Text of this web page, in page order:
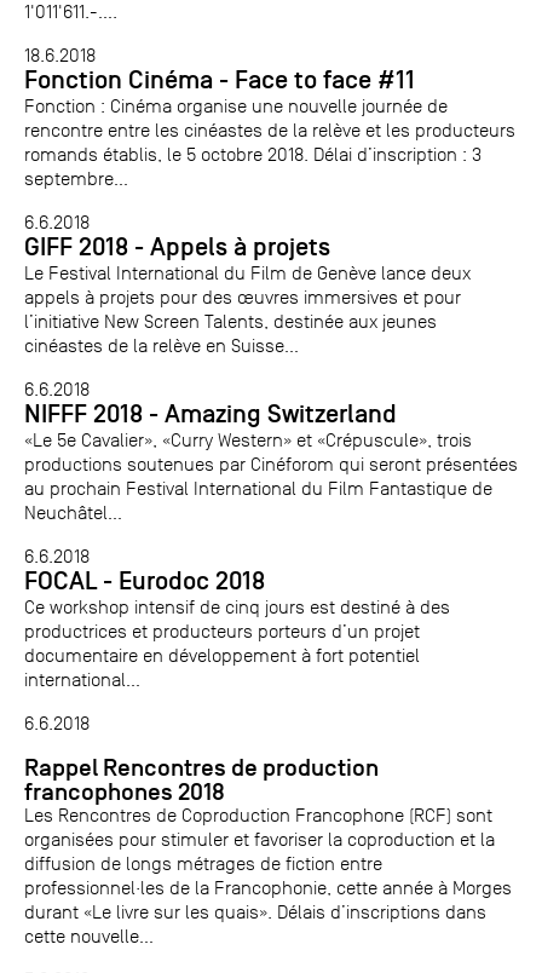
1'011'611.-....
18.6.2018
Fonction Cinéma - Face to face #11
Fonction : Cinéma organise une nouvelle journée de
rencontre entre les cinéastes de la relève et les producteurs
romands établis, le 5 octobre 2018. Délai d’inscription : 3
septembre...
6.6.2018
GIFF 2018 - Appels à projets
Le Festival International du Film de Genève lance deux
appels à projets pour des œuvres immersives et pour
l’initiative New Screen Talents, destinée aux jeunes
cinéastes de la relève en Suisse...
6.6.2018
NIFFF 2018 - Amazing Switzerland
«Le 5e Cavalier», «Curry Western» et «Crépuscule», trois
productions soutenues par Cinéforom qui seront présentées
au prochain Festival International du Film Fantastique de
Neuchâtel...
6.6.2018
FOCAL - Eurodoc 2018
Ce workshop intensif de cinq jours est destiné à des
productrices et producteurs porteurs d’un projet
documentaire en développement à fort potentiel
international...
6.6.2018
Rappel Rencontres de production
francophones 2018
Les Rencontres de Coproduction Francophone (RCF) sont
organisées pour stimuler et favoriser la coproduction et la
diffusion de longs métrages de fiction entre
professionnel·les de la Francophonie, cette année à Morges
durant «Le livre sur les quais». Délais d’inscriptions dans
cette nouvelle...